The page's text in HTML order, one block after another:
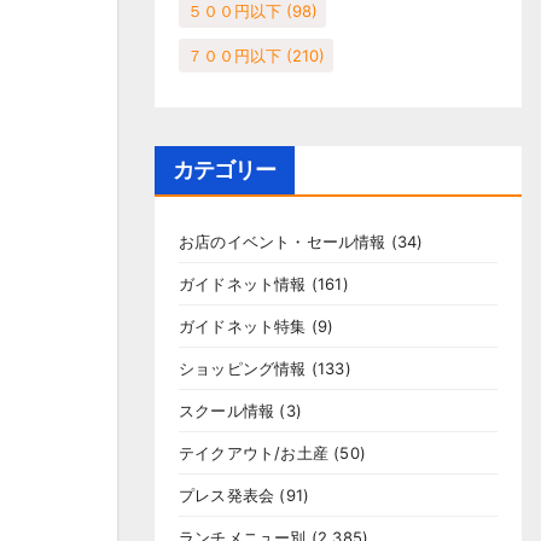
５００円以下 (98)
７００円以下 (210)
カテゴリー
お店のイベント・セール情報 (34)
ガイドネット情報 (161)
ガイドネット特集 (9)
ショッピング情報 (133)
スクール情報 (3)
テイクアウト/お土産 (50)
プレス発表会 (91)